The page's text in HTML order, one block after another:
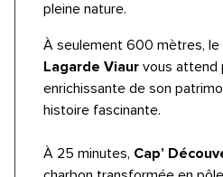
pleine nature.
À seulement 600 mètres, le
Lagarde Viaur vous attend
enrichissante de son
histoire fascinante.
À 25 minutes, Cap’